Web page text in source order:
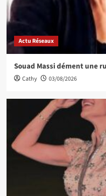
Actu Réseaux
Souad Massi dément une
Cathy 03/08/2026